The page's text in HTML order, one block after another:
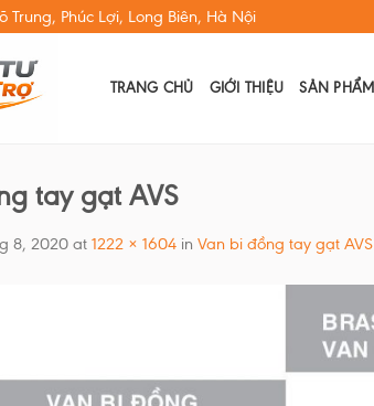
Trung, Phúc Lợi, Long Biên, Hà Nội
TRANG CHỦ GIỚI THIỆU SẢN PHẨM
tay gạt AVS
8, 2020 at 1222 × 1604 in Van bi đồng tay gạt AVS